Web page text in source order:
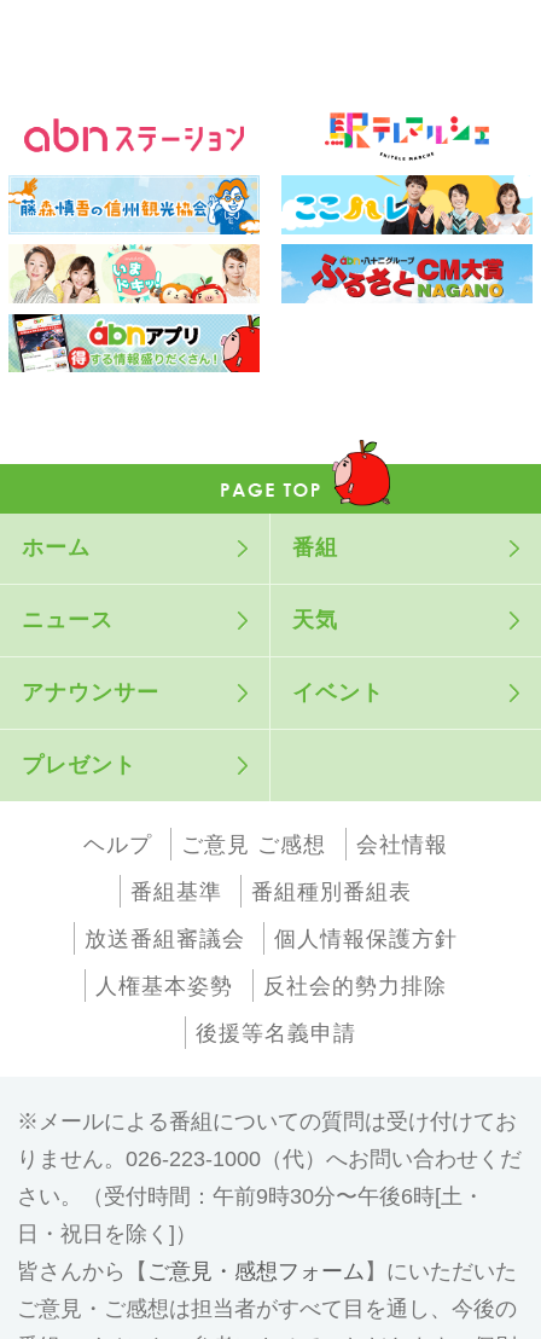
ホーム 番組
ニュース 天気
アナウンサー イベント
プレゼント
ヘルプ ご意見 ご感想
会社情報
番組基準
番組種別番組表
放送番組審議会
個人情報保護方針
人権基本姿勢
反社会的勢力排除
後援等名義申請
メールによる番組についての質問は受け付けてお
りません。026-223-1000（代）へお問い合わせくだ
さい。（受付時間：午前9時30分〜午後6時[土・
日・祝日を除く]）
皆さんから【 ご意見・感想フォーム 】にいただいた
ご意見・ご感想は担当者がすべて目を通し、今後の